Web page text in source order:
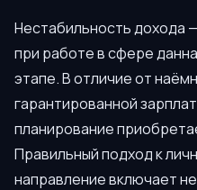
Нестабильность дохода
при работе в сфере
этапе. В отличие от
гарантированной
планирование
Правильный подход к
направление включает